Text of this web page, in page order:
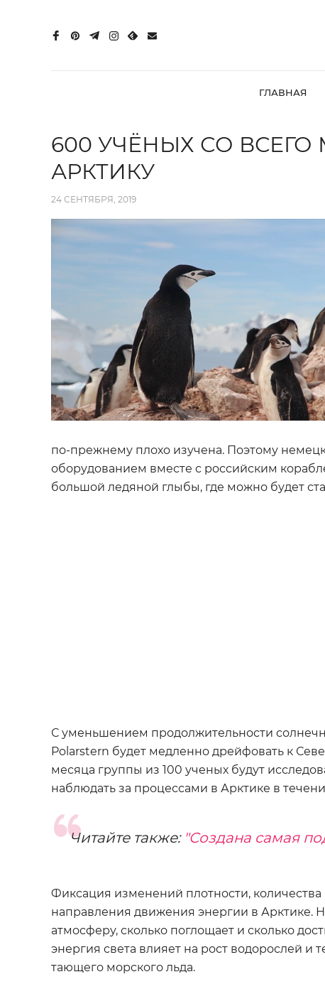
ГЛАВНАЯ
600 УЧЁНЫХ СО
АРКТИКУ
24 СЕНТЯБРЯ, 2019
по-прежнему плохо изучена. Поэтому
оборудованием вместе с российским
большой ледяной глыбы, где можно будет
С уменьшением продолжительности
Polarstern будет медленно дрейфовать к
месяца группы из 100 ученых будут
наблюдать за процессами в Арктике в
Читайте также: "Создана самая
Фиксация изменений плотности,
направления движения энергии в Арктике.
атмосферу, сколько поглощает и сколько
энергия света влияет на рост водорослей и
тающего морского льда.